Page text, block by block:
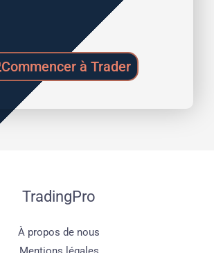
Commencer à Trader
TradingPro
À propos de nous